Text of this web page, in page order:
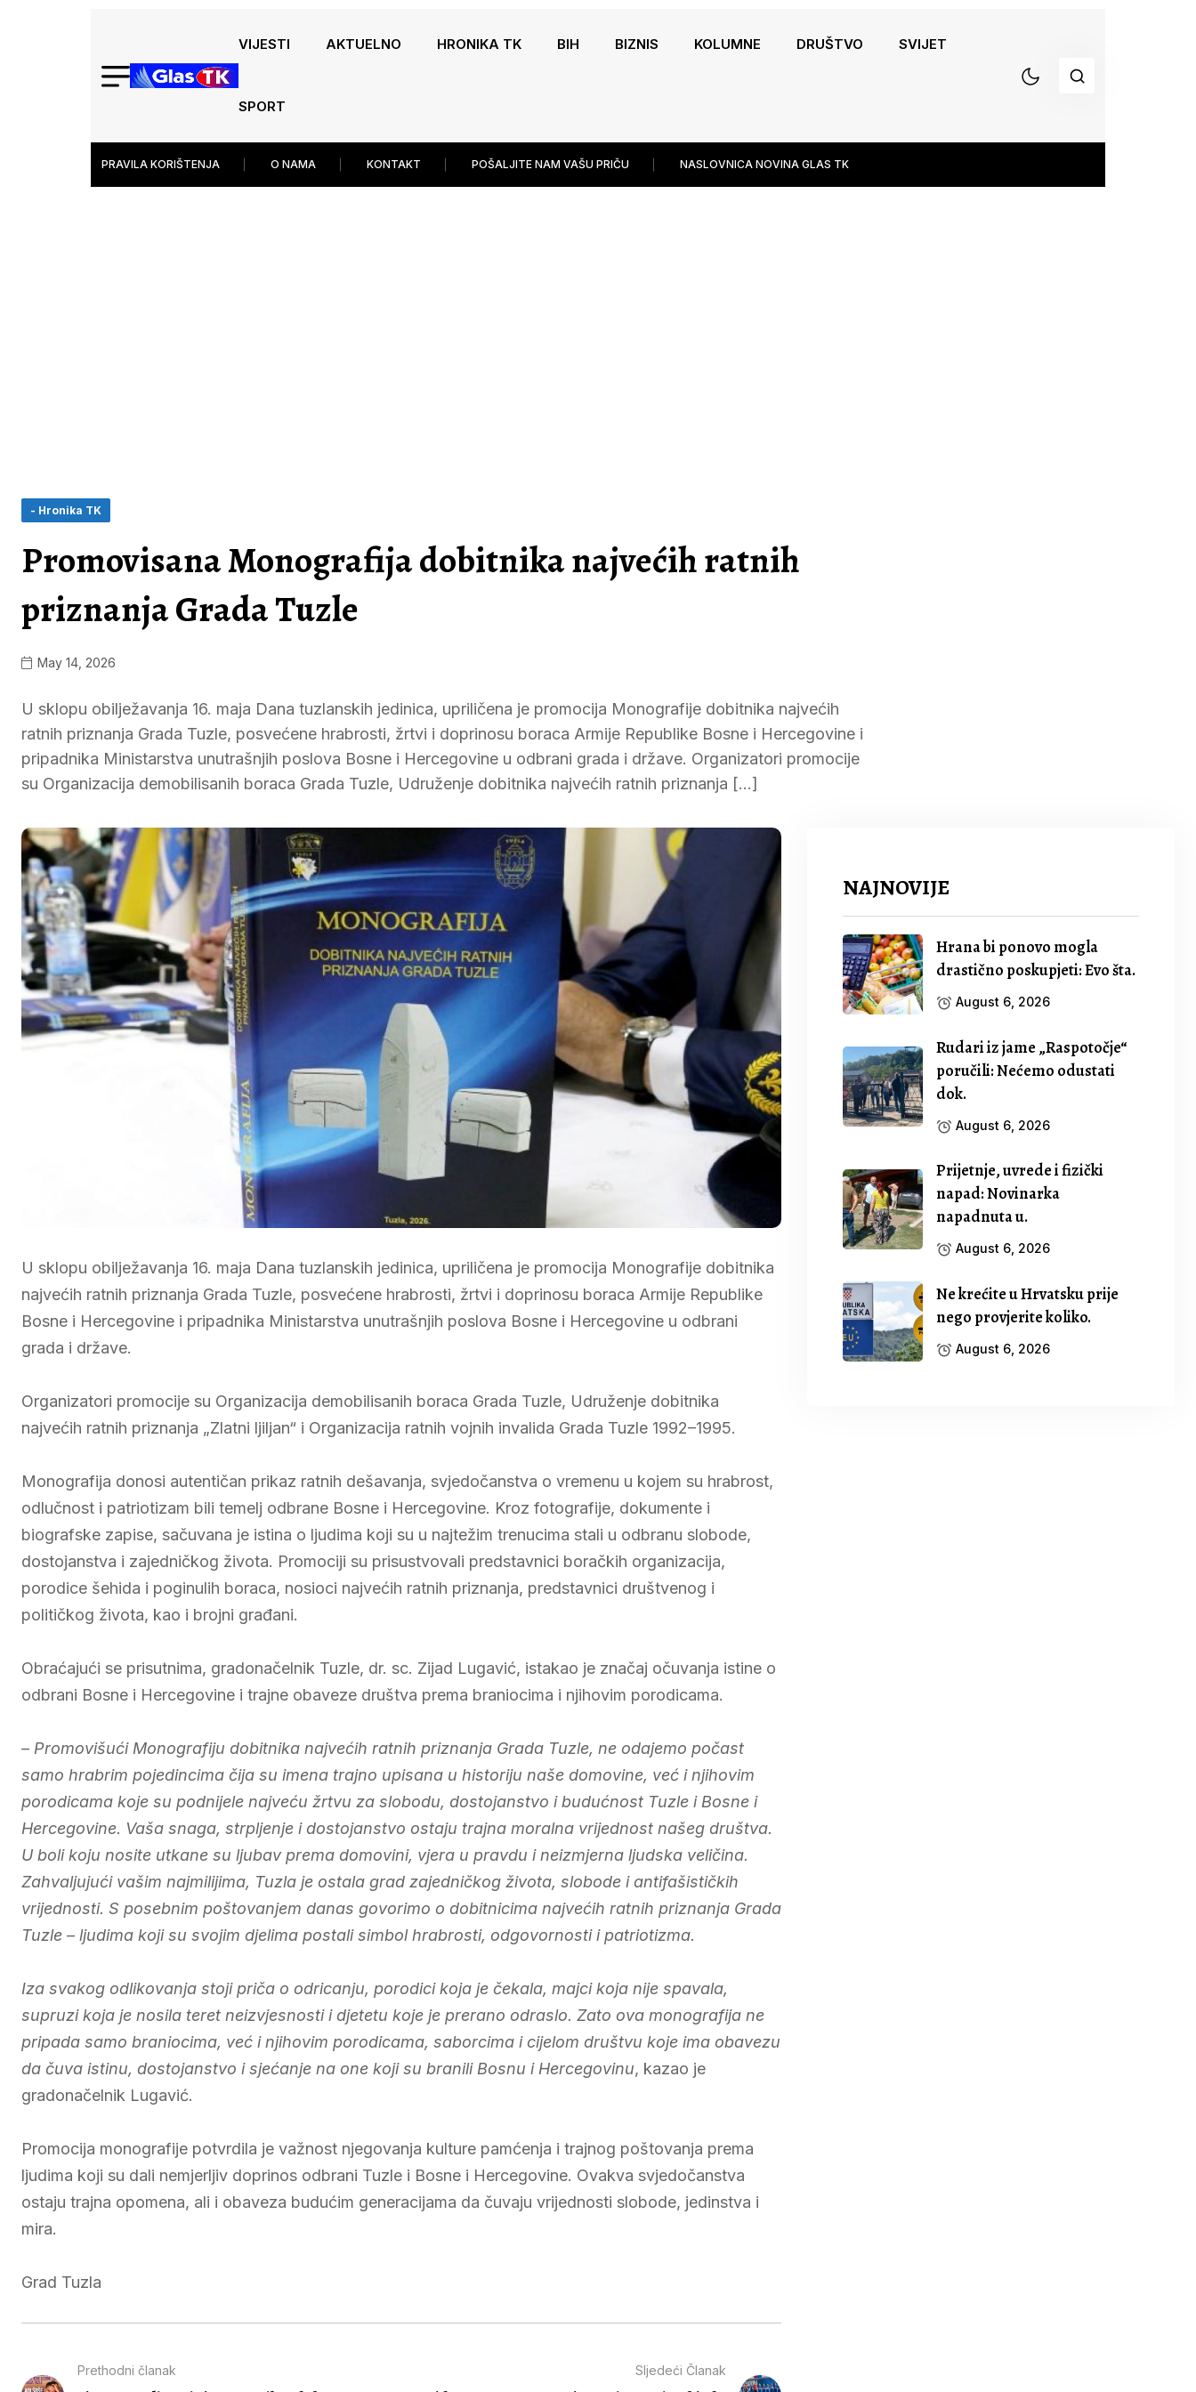
VIJESTI AKTUELNO HRONIKA TK BIH BIZNIS KOLUMNE DRUŠTVO SVIJET
SPORT
PRAVILA KORIŠTENJA O NAMA KONTAKT POŠALJITE NAM VAŠU PRIČU NASLOVNICA NOVINA GLAS TK
- Hronika TK
Promovisana Monografija dobitnika najvećih ratnih
priznanja Grada Tuzle
May 14, 2026
U sklopu obilježavanja 16. maja Dana tuzlanskih jedinica, upriličena je promocija Monografije dobitnika najvećih
ratnih priznanja Grada Tuzle, posvećene hrabrosti, žrtvi i doprinosu boraca Armije Republike Bosne i Hercegovine i
pripadnika Ministarstva unutrašnjih poslova Bosne i Hercegovine u odbrani grada i države. Organizatori promocije
su Organizacija demobilisanih boraca Grada Tuzle, Udruženje dobitnika najvećih ratnih priznanja […]
U sklopu obilježavanja 16. maja Dana tuzlanskih jedinica, upriličena je promocija Monografije dobitnika
najvećih ratnih priznanja Grada Tuzle, posvećene hrabrosti, žrtvi i doprinosu boraca Armije Republike
Bosne i Hercegovine i pripadnika Ministarstva unutrašnjih poslova Bosne i Hercegovine u odbrani
grada i države.
Organizatori promocije su Organizacija demobilisanih boraca Grada Tuzle, Udruženje dobitnika
najvećih ratnih priznanja „Zlatni ljiljan“ i Organizacija ratnih vojnih invalida Grada Tuzle 1992–1995.
Monografija donosi autentičan prikaz ratnih dešavanja, svjedočanstva o vremenu u kojem su hrabrost,
odlučnost i patriotizam bili temelj odbrane Bosne i Hercegovine. Kroz fotografije, dokumente i
biografske zapise, sačuvana je istina o ljudima koji su u najtežim trenucima stali u odbranu slobode,
dostojanstva i zajedničkog života. Promociji su prisustvovali predstavnici boračkih organizacija,
porodice šehida i poginulih boraca, nosioci najvećih ratnih priznanja, predstavnici društvenog i
političkog života, kao i brojni građani.
Obraćajući se prisutnima, gradonačelnik Tuzle, dr. sc. Zijad Lugavić, istakao je značaj očuvanja istine o
odbrani Bosne i Hercegovine i trajne obaveze društva prema braniocima i njihovim porodicama.
– Promovišući Monografiju dobitnika najvećih ratnih priznanja Grada Tuzle, ne odajemo počast
samo hrabrim pojedincima čija su imena trajno upisana u historiju naše domovine, već i njihovim
porodicama koje su podnijele najveću žrtvu za slobodu, dostojanstvo i budućnost Tuzle i Bosne i
Hercegovine. Vaša snaga, strpljenje i dostojanstvo ostaju trajna moralna vrijednost našeg društva.
U boli koju nosite utkane su ljubav prema domovini, vjera u pravdu i neizmjerna ljudska veličina.
Zahvaljujući vašim najmilijima, Tuzla je ostala grad zajedničkog života, slobode i antifašističkih
vrijednosti. S posebnim poštovanjem danas govorimo o dobitnicima najvećih ratnih priznanja Grada
Tuzle – ljudima koji su svojim djelima postali simbol hrabrosti, odgovornosti i patriotizma.
Iza svakog odlikovanja stoji priča o odricanju, porodici koja je čekala, majci koja nije spavala,
supruzi koja je nosila teret neizvjesnosti i djetetu koje je prerano odraslo. Zato ova monografija ne
pripada samo braniocima, već i njihovim porodicama, saborcima i cijelom društvu koje ima obavezu
da čuva istinu, dostojanstvo i sjećanje na one koji su branili Bosnu i Hercegovinu, kazao je
gradonačelnik Lugavić.
Promocija monografije potvrdila je važnost njegovanja kulture pamćenja i trajnog poštovanja prema
ljudima koji su dali nemjerljiv doprinos odbrani Tuzle i Bosne i Hercegovine. Ovakva svjedočanstva
ostaju trajna opomena, ali i obaveza budućim generacijama da čuvaju vrijednosti slobode, jedinstva i
mira.
Grad Tuzla
Prethodni članak Sljedeći Članak
NAJNOVIJE
Hrana bi ponovo mogla
drastično poskupjeti: Evo šta.
August 6, 2026
Rudari iz jame „Raspotočje“
poručili: Nećemo odustati
dok.
August 6, 2026
Prijetnje, uvrede i fizički
napad: Novinarka
napadnuta u.
August 6, 2026
Ne krećite u Hrvatsku prije
nego provjerite koliko.
August 6, 2026